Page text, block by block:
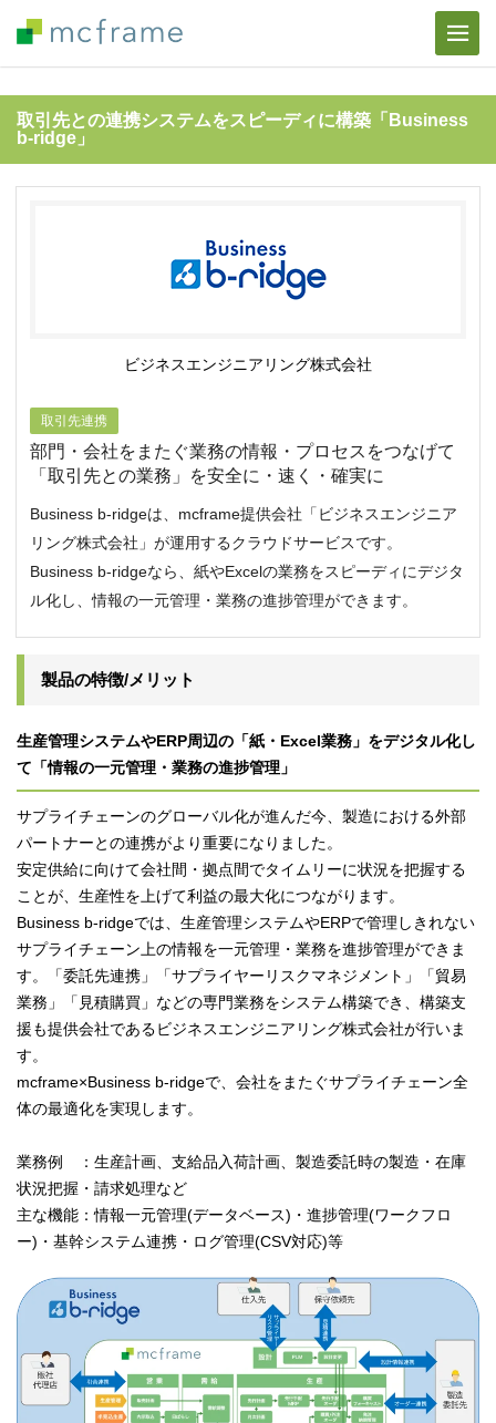
取引先との連携システムをスピーディに構築「Business
b-ridge」
ビジネスエンジニアリング株式会社
取引先連携
部門・会社をまたぐ業務の情報・プロセスをつなげて
「取引先との業務」を安全に・速く・確実に
Business b-ridgeは、mcframe提供会社「ビジネスエンジニア
リング株式会社」が運用するクラウドサービスです。
Business b-ridgeなら、紙やExcelの業務をスピーディにデジタ
ル化し、情報の一元管理・業務の進捗管理ができます。
製品の特徴/メリット
生産管理システムやERP周辺の「紙・Excel業務」をデジタル化し
て「情報の一元管理・業務の進捗管理」
サプライチェーンのグローバル化が進んだ今、製造における外部
パートナーとの連携がより重要になりました。
安定供給に向けて会社間・拠点間でタイムリーに状況を把握する
ことが、生産性を上げて利益の最大化につながります。
Business b-ridgeでは、生産管理システムやERPで管理しきれない
サプライチェーン上の情報を一元管理・業務を進捗管理ができま
す。「委託先連携」「サプライヤーリスクマネジメント」「貿易
業務」「見積購買」などの専門業務をシステム構築でき、構築支
援も提供会社であるビジネスエンジニアリング株式会社が行いま
す。
mcframe×Business b-ridgeで、会社をまたぐサプライチェーン全
体の最適化を実現します。
業務例 ：生産計画、支給品入荷計画、製造委託時の製造・在庫
状況把握・請求処理など
主な機能：情報一元管理(データベース)・進捗管理(ワークフロ
ー)・基幹システム連携・ログ管理(CSV対応)等